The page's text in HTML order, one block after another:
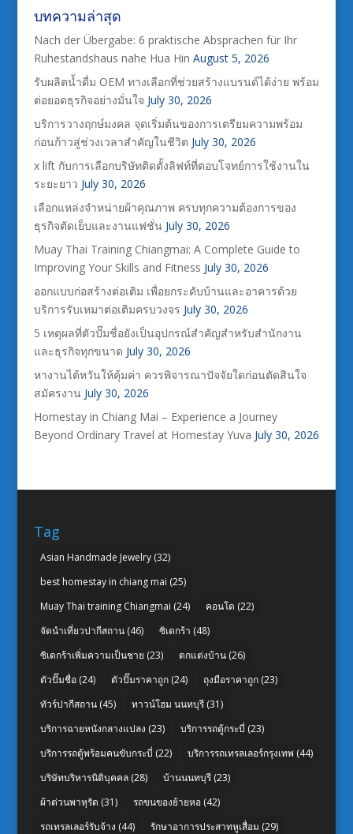
บทความล่าสุด
Nach der Übergabe: 6 praktische Absprachen für Ihr
Ruhestandshaus nahe Hua Hin August 5, 2026
รับผลิตน้ำดื่ม OEM ทางเลือกที่ช่วยสร้างแบรนด์ได้ง่าย พร้อม
ต่อยอดธุรกิจอย่างมั่นใจ July 30, 2026
บริการวางฤกษ์มงคล จุดเริ่มต้นของการเตรียมความพร้อม
ก่อนก้าวสู่ช่วงเวลาสำคัญในชีวิต July 30, 2026
x lift กับการเลือกบริษัทติดตั้งลิฟท์ที่ตอบโจทย์การใช้งานใน
ระยะยาว July 30, 2026
เลือกแหล่งจำหน่ายผ้าคุณภาพ ครบทุกความต้องการของ
ธุรกิจตัดเย็บและงานแฟชั่น July 30, 2026
Muay Thai Training Chiangmai: A Complete Guide to
Improving Your Skills and Fitness July 30, 2026
ออกแบบก่อสร้างต่อเติม เพื่อยกระดับบ้านและอาคารด้วย
บริการรับเหมาต่อเติมครบวงจร July 30, 2026
5 เหตุผลที่ตัวปั๊มชื่อยังเป็นอุปกรณ์สำคัญสำหรับสำนักงาน
และธุรกิจทุกขนาด July 30, 2026
หางานไต้หวันให้คุ้มค่า ควรพิจารณาปัจจัยใดก่อนตัดสินใจ
สมัครงาน July 30, 2026
Homestay in Chiang Mai – Experience a Journey
Beyond Ordinary Travel at Homestay Yuva July 30, 2026
Tag
Asian Handmade Jewelry(32)
best homestay in chiang mai (25)
Muay Thai training Chiangmai (24) คอนโด (22)
จัดนำเที่ยวปากีสถาน(46) ซิเดกร้า (48)
ซิเดกร้าเพิ่มความเป็นชาย (23) ตกแต่งบ้าน(26)
ตัวปั๊มชื่อ(24) ตัวปั๊มราคาถูก(24) ถุงมือราคาถูก(23)
ทัวร์ปากีสถาน(45) ทาวน์โฮม นนทบุรี(31)
บริการฉายหนังกลางแปลง (23) บริการรถตู้กระบี่ (23)
บริการรถตู้พร้อมคนขับกระบี่ (22) บริการรถเทรลเลอร์กรุงเทพ (44)
บริษัทบริหารนิติบุคคล(28) บ้านนนทบุรี(23)
ผ้าต่วนพาหุรัด (31) รถขนของย้ายหอ(42)
รถเทรลเลอร์รับจ้าง (44) รักษาอาการประสาทหูเสื่อม (29)